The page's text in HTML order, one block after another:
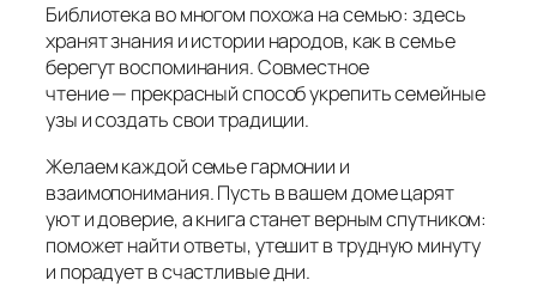
Библиотека во многом похожа на семью: здесь
хранят знания и истории народов, как в семье
берегут воспоминания. Совместное
чтение — прекрасный способ укрепить семейные
узы и создать свои традиции.
Желаем каждой семье гармонии и
взаимопонимания. Пусть в вашем доме царят
уют и доверие, а книга станет верным спутником:
поможет найти ответы, утешит в трудную минуту
и порадует в счастливые дни.